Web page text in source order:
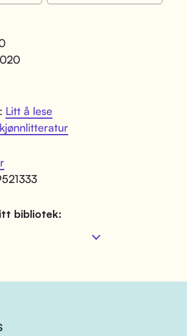
Litt å lese
bibliotek: